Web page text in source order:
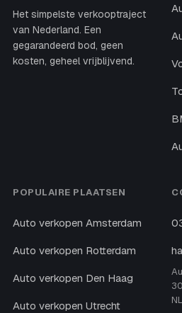
Het simpelste verkooptraject
van Nederland. Een
gegarandeerd bod, geen
kosten, geheel vrijblijvend.
POPULAIRE PLAATSEN
Auto verkopen Amsterdam
Auto verkopen Rotterdam
Auto verkopen Den Haag
Auto verkopen Utrecht